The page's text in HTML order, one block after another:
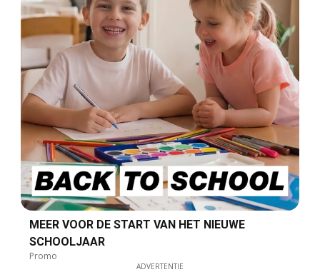
MEER VOOR DE START VAN HET NIEUWE
SCHOOLJAAR
Promo
ADVERTENTIE